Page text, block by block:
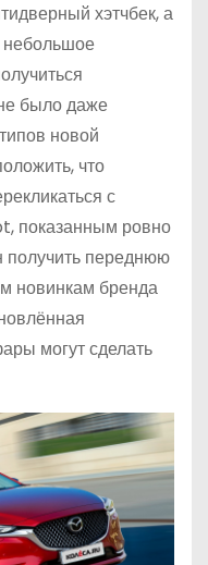
хэтчбек, а
небольшое
было даже
новой
что
с
показанным ровно
получить переднюю
новинкам бренда
могут сделать